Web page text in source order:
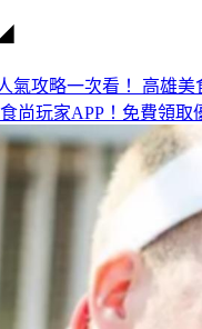
氣攻略一次看！ 高雄美
尚玩家APP！免費領取